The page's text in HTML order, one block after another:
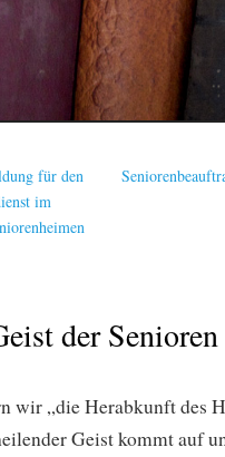
für den
im
der Senioren
wir „die Herabkunft des
Geist kommt auf